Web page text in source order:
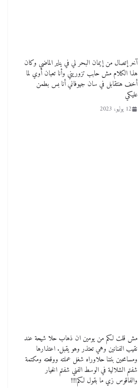
آخر إتصال من إيمان البحر لي في يناير الماضي وكان
هذا الكلام مش حابب تزوريني وأنا تعبان أوي لما
أخف هنتقابل في سان جيوفاني أنا بس بطمن
عليكي
12 يوليو، 2023
مش قلت لكم من يومين ان ذهاب حلا شيحة عند
نقيب الفنانين وهي تعتذر وهو يقبل. اعتذارها
ومسامحين بنتنا حلاوراه شغل عملته ووقعته ومكتمة
شفتم الشلالية في الوسط الفني شفتم الخيار
والفاقوس زي ما بقول لكم!!!!